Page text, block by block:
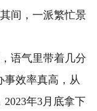
间，一派繁忙景
语气里带着几分
事效率真高，从
年3月底拿下